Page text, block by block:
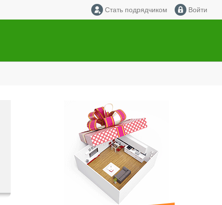
Стать подрядчиком Войти